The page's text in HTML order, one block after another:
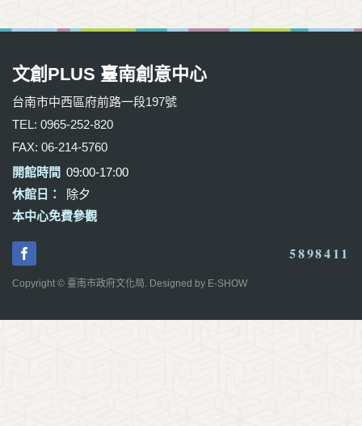
文創PLUS 臺南創意中心
台南市中西區府前路一段197號
TEL: 0965-252-820
FAX: 06-214-5760
開館時間 09:00-17:00
休館日：
除夕
本中心免費參觀
5898411
Copyright © 臺南市政府文化局. Designed by E-SHOW